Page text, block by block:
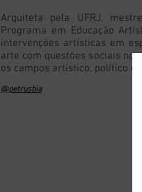
Arquiteta pela UFRJ,
Programa em Educação
intervenções artísticas em
arte com questões sociais no
os campos artístico, político e
@petrusbia